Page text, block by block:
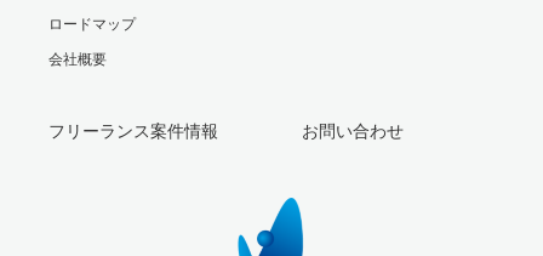
ロードマップ
会社概要
フリーランス案件情報 お問い合わせ